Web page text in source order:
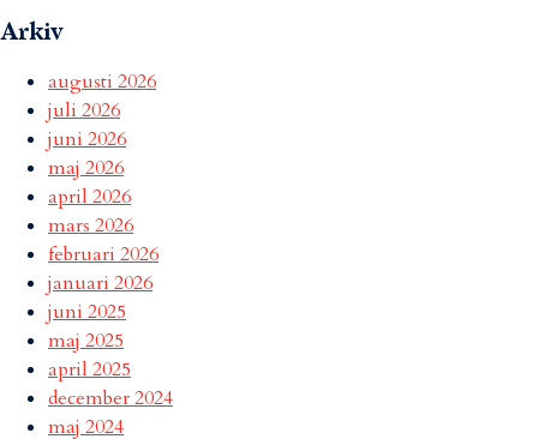
Arkiv
augusti 2026
juli 2026
juni 2026
maj 2026
april 2026
mars 2026
februari 2026
januari 2026
juni 2025
maj 2025
april 2025
december 2024
maj 2024